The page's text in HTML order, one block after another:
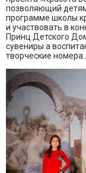
позволяющий детям
программе школы
и участвовать в
Принц Детского
сувениры а
творческие